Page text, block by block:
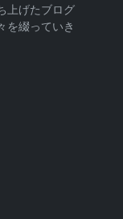
上げたブログ
を綴っていき